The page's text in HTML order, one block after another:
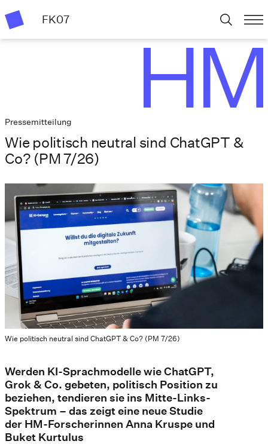
FK07
Pressemitteilung
Wie politisch neutral sind ChatGPT &
Co? (PM 7/26)
Wie politisch neutral sind ChatGPT & Co? (PM 7/26)
Werden KI-Sprachmodelle wie ChatGPT,
Grok & Co. gebeten, politisch Position zu
beziehen, tendieren sie ins Mitte-Links-
Spektrum – das zeigt eine neue Studie
der HM-Forscherinnen Anna Kruspe und
Buket Kurtulus